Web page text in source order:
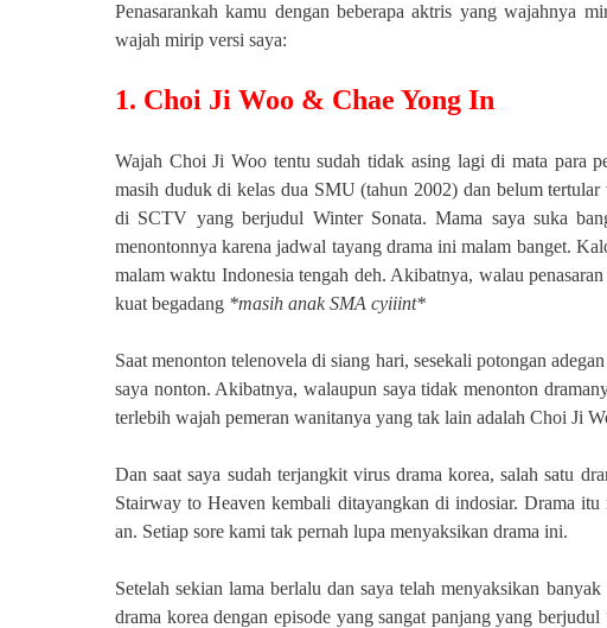
Penasarankah kamu dengan beberapa aktris yang wajahnya
wajah mirip versi saya:
1. Choi Ji Woo & Chae Yong In
Wajah Choi Ji Woo tentu sudah tidak asing lagi di mata para
masih duduk di kelas dua SMU (tahun 2002) dan belum
di SCTV yang berjudul Winter Sonata. Mama saya suka
menontonnya karena jadwal tayang drama ini malam banget.
malam waktu Indonesia tengah deh. Akibatnya, walau
kuat begadang *masih anak SMA cyiiint*
Saat menonton telenovela di siang hari, sesekali potongan
saya nonton. Akibatnya, walaupun saya tidak menonton
terlebih wajah pemeran wanitanya yang tak lain adalah Choi Ji
Dan saat saya sudah terjangkit virus drama korea, salah satu
Stairway to Heaven kembali ditayangkan di indosiar. Drama itu
an. Setiap sore kami tak pernah lupa menyaksikan drama ini.
Setelah sekian lama berlalu dan saya telah menyaksikan
drama korea dengan episode yang sangat panjang yang